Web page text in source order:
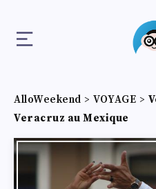
AlloWeekend > VOYAGE >
Veracruz au Mexique